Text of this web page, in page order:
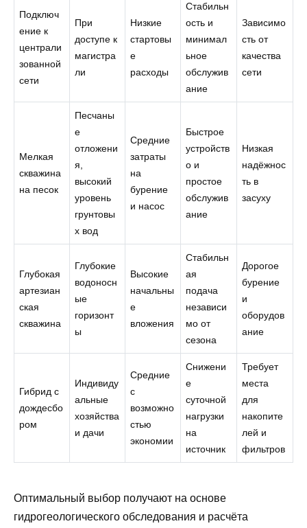
Подключ
ение к
централи
зованной
сети
При
доступе к
магистра
ли
Низкие
стартовы
е
расходы
Стабильн
ость и
минимал
ьное
обслужив
ание
Зависимо
сть от
качества
сети
Мелкая
скважина
на песок
Песчаны
е
отложени
я,
высокий
уровень
грунтовы
х вод
Средние
затраты
на
бурение
и насос
Быстрое
устройств
о и
простое
обслужив
ание
Низкая
надёжнос
ть в
засуху
Глубокая
артезиан
ская
скважина
Глубокие
водоносн
ые
горизонт
ы
Высокие
начальны
е
вложения
Стабильн
ая
подача
независи
мо от
сезона
Дорогое
бурение
и
оборудов
ание
Гибрид с
дождесбо
ром
Индивиду
альные
хозяйства
и дачи
Средние
с
возможно
стью
экономии
Снижени
е
суточной
нагрузки
на
источник
Требует
места
для
накопите
лей и
фильтров
Оптимальный выбор получают на основе
гидрогеологического обследования и расчёта